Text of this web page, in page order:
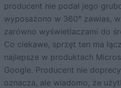
producent nie podał jego
wyposażono w 360° zawias,
zarówno wyświetlaczami do
Co ciekawe, sprzęt ten ma
najlepsze w produktach
Google. Producent nie
oznacza, ale wiadomo, że